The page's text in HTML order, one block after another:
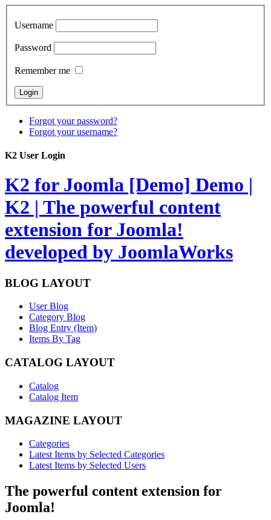
Username
Password
Remember me
Forgot your password?
Forgot your username?
K2 User Login
K2 for Joomla [Demo] Demo |
K2 | The powerful content
extension for Joomla!
developed by JoomlaWorks
BLOG LAYOUT
User Blog
Category Blog
Blog Entry (Item)
Items By Tag
CATALOG LAYOUT
Catalog
Catalog Item
MAGAZINE LAYOUT
Categories
Latest Items by Selected Categories
Latest Items by Selected Users
The powerful content extension for
Joomla!